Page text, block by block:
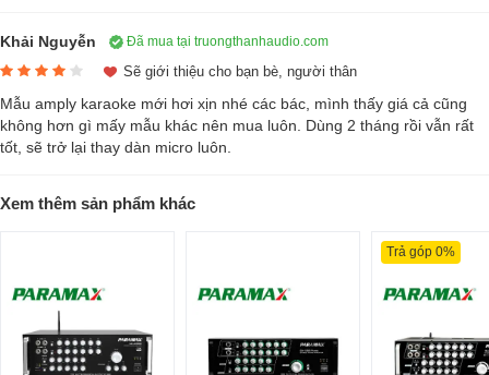
Để mang đến trải nghiệm kết nối liền mạch cùng chất âm trong trẻo và
thanh nổi DAC 16-bit. Sự kết hợp này giúp đạt tỷ lệ tín hiệu cực đại
trên nhiễu (SNR) ấn tượng ở mức 93 decibel. Đặc biệt, sản phẩm gây
aptX, giúp mở rộng và nâng tầm trải nghiệm giải trí Online lên mức độ
Khải Nguyễn Đã mua tại truongthanhaudio.com
Sẽ giới thiệu cho bạn bè, người thân
Mẫu amply karaoke mới hơi xịn nhé các bác, mình thấy giá cả cũng
không hơn gì mấy mẫu khác nên mua luôn. Dùng 2 tháng rồi vẫn rất
tốt, sẽ trở lại thay dàn micro luôn.
Xem thêm sản phẩm khác
Trả góp 0%